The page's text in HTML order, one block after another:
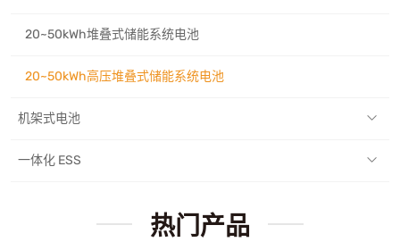
20~50kWh堆叠式储能系统电池
20~50kWh高压堆叠式储能系统电池
机架式电池
一体化 ESS
热门产品